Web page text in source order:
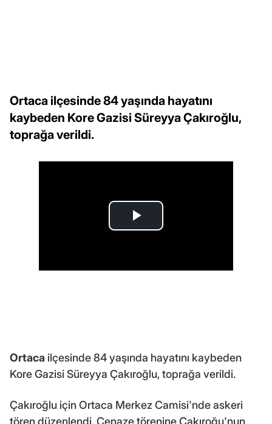
Ortaca ilçesinde 84 yaşında hayatını
kaybeden Kore Gazisi Süreyya Çakıroğlu,
toprağa verildi.
Ortaca ilçesinde 84 yaşında hayatını kaybeden
Kore Gazisi Süreyya Çakıroğlu, toprağa verildi.
Çakıroğlu için Ortaca Merkez Camisi'nde askeri
tören düzenlendi. Cenaze törenine Çakıroğu'nun